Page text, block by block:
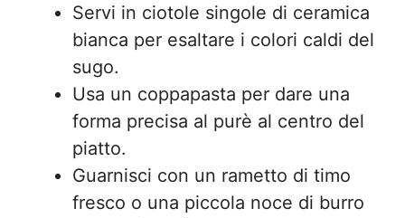
Servi in ciotole singole di ceramica
bianca per esaltare i colori caldi del
sugo.
Usa un coppapasta per dare una
forma precisa al purè al centro del
piatto.
Guarnisci con un rametto di timo
fresco o una piccola noce di burro